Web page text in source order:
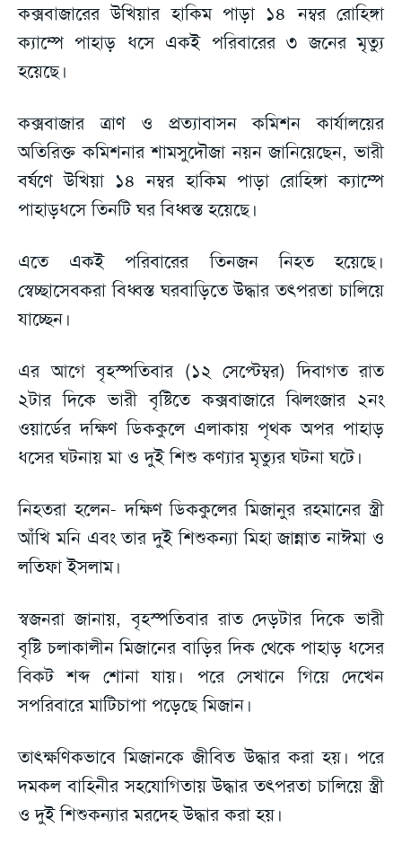
কক্সবাজারের উখিয়ার হাকিম পাড়া ১৪ নম্বর রোহিঙ্গা
ক্যাম্পে পাহাড় ধসে একই পরিবারের ৩ জনের মৃত্যু
হয়েছে।
কক্সবাজার ত্রাণ ও প্রত্যাবাসন কমিশন কার্যালয়ের
অতিরিক্ত কমিশনার শামসুদৌজা নয়ন জানিয়েছেন, ভারী
বর্ষণে উখিয়া ১৪ নম্বর হাকিম পাড়া রোহিঙ্গা ক্যাম্পে
পাহাড়ধসে তিনটি ঘর বিধ্বস্ত হয়েছে।
এতে একই পরিবারের তিনজন নিহত হয়েছে।
স্বেচ্ছাসেবকরা বিধ্বস্ত ঘরবাড়িতে উদ্ধার তৎপরতা চালিয়ে
যাচ্ছেন।
এর আগে বৃহস্পতিবার (১২ সেপ্টেম্বর) দিবাগত রাত
২টার দিকে ভারী বৃষ্টিতে কক্সবাজারে ঝিলংজার ২নং
ওয়ার্ডের দক্ষিণ ডিককুলে এলাকায় পৃথক অপর পাহাড়
ধসের ঘটনায় মা ও দুই শিশু কণ্যার মৃত্যুর ঘটনা ঘটে।
নিহতরা হলেন- দক্ষিণ ডিককুলের মিজানুর রহমানের স্ত্রী
আঁখি মনি এবং তার দুই শিশুকন্যা মিহা জান্নাত নাঈমা ও
লতিফা ইসলাম।
স্বজনরা জানায়, বৃহস্পতিবার রাত দেড়টার দিকে ভারী
বৃষ্টি চলাকালীন মিজানের বাড়ির দিক থেকে পাহাড় ধসের
বিকট শব্দ শোনা যায়। পরে সেখানে গিয়ে দেখেন
সপরিবারে মাটিচাপা পড়েছে মিজান।
তাৎক্ষণিকভাবে মিজানকে জীবিত উদ্ধার করা হয়। পরে
দমকল বাহিনীর সহযোগিতায় উদ্ধার তৎপরতা চালিয়ে স্ত্রী
ও দুই শিশুকন্যার মরদেহ উদ্ধার করা হয়।